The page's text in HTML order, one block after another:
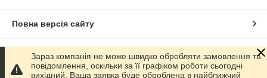
Повна версія сайту
Сайт створено на маркетплейсі Prom.ua
Зараз компанія не може швидко обробляти замовлення та
повідомлення, оскільки за її графіком роботи сьогодні
вихідний. Ваша заявка буде оброблена в найближчий